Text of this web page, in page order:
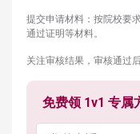
提交申请材料：按院校要
通过证明等材料。
关注审核结果，审核通过
免费领 1v1 专